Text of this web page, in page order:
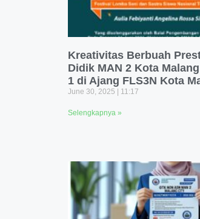
Kreativitas Berbuah
Didik MAN 2 Kota
1 di Ajang FLS3N Kota
June 30, 2025 11:17
Selengkapnya »